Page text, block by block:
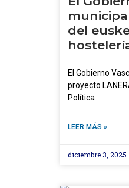
del
El Gobierno
proyecto
Política
LEER MÁS »
diciembre 3, 2025